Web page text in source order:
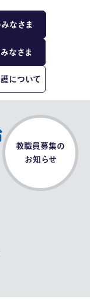
なさま
なさま
について
教職員募集の
お知らせ